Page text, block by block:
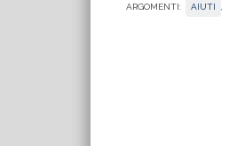
ARGOMENTI: AIUTI